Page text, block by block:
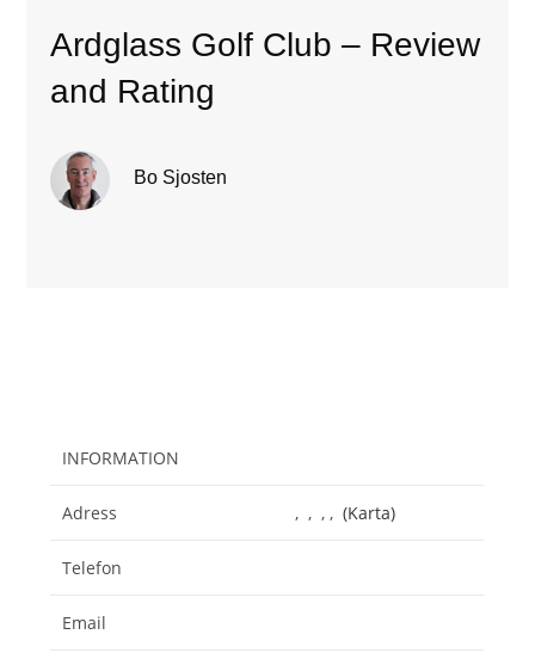
Ardglass Golf Club – Review
and Rating
Bo Sjosten
INFORMATION
Adress , , , ,(Karta)
Telefon
Email